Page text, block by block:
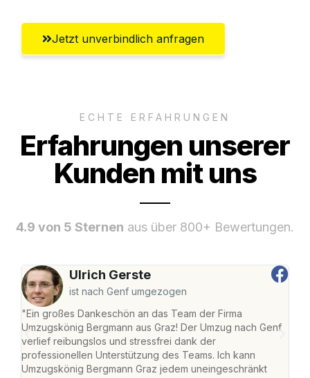
Jetzt unverbindlich anfragen
ECHTE ERFAHRUNGEN
Erfahrungen unserer
Kunden mit uns
4.9 von 5 Sternen aus über 800+ Bewertungen.
Ulrich Gerste
ist nach Genf umgezogen
"Ein großes Dankeschön an das Team der Firma
Umzugskönig Bergmann aus Graz! Der Umzug nach Genf
verlief reibungslos und stressfrei dank der
professionellen Unterstützung des Teams. Ich kann
Umzugskönig Bergmann Graz jedem uneingeschränkt